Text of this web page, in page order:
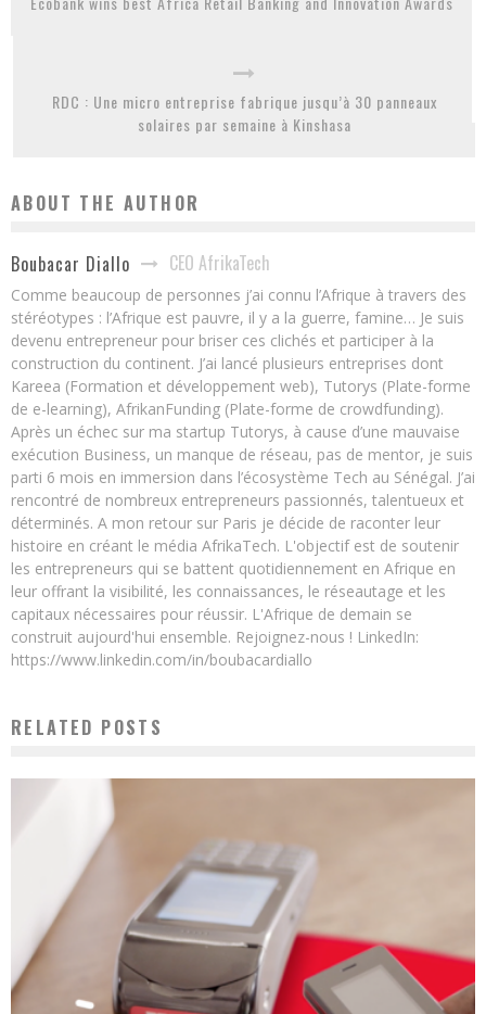
RDC : Une micro entreprise fabrique jusqu’à 30 panneaux
solaires par semaine à Kinshasa
ABOUT THE AUTHOR
Boubacar Diallo CEO AfrikaTech
Comme beaucoup de personnes j’ai connu l’Afrique à travers des
stéréotypes : l’Afrique est pauvre, il y a la guerre, famine… Je suis
devenu entrepreneur pour briser ces clichés et participer à la
construction du continent. J’ai lancé plusieurs entreprises dont
Kareea (Formation et développement web), Tutorys (Plate-forme
de e-learning), AfrikanFunding (Plate-forme de crowdfunding).
Après un échec sur ma startup Tutorys, à cause d’une mauvaise
exécution Business, un manque de réseau, pas de mentor, je suis
parti 6 mois en immersion dans l’écosystème Tech au Sénégal. J’ai
rencontré de nombreux entrepreneurs passionnés, talentueux et
déterminés. A mon retour sur Paris je décide de raconter leur
histoire en créant le média AfrikaTech. L'objectif est de soutenir
les entrepreneurs qui se battent quotidiennement en Afrique en
leur offrant la visibilité, les connaissances, le réseautage et les
capitaux nécessaires pour réussir. L'Afrique de demain se
construit aujourd'hui ensemble. Rejoignez-nous ! LinkedIn:
https://www.linkedin.com/in/boubacardiallo
RELATED POSTS